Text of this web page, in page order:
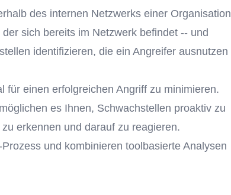
des internen Netzwerks einer Organisation
sich bereits im Netzwerk befindet -- und
identifizieren, die ein Angreifer ausnutzen
für einen erfolgreichen Angriff zu minimieren.
es Ihnen, Schwachstellen proaktiv zu
erkennen und darauf zu reagieren.
und kombinieren toolbasierte Analysen